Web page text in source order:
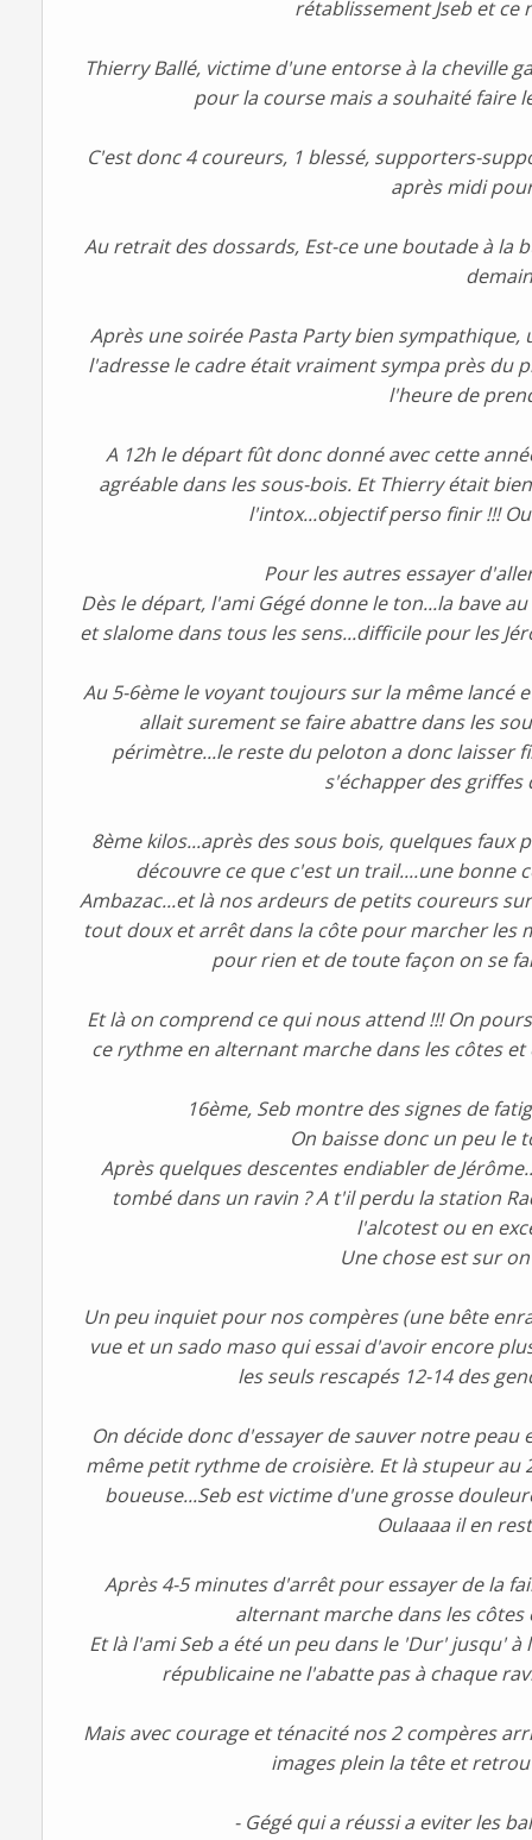
rétablissement Jseb et
Thierry Ballé, victime d'une entorse à la cheville
pour la course mais a souhaité faire
C'est donc 4 coureurs, 1 blessé, supporters-
après midi
Au retrait des dossards, Est-ce une boutade à la
Après une soirée Pasta Party bien
l'adresse le cadre était vraiment sympa près du
l'heure de
A 12h le départ fût donc donné avec cette
agréable dans les sous-bois. Et Thierry était
l'intox...objectif perso finir !!!
Pour les autres essayer
Dès le départ, l'ami Gégé donne le ton...la bave
et slalome dans tous les sens...difficile pour les
Au 5-6ème le voyant toujours sur la même
allait surement se faire abattre dans les
périmètre...le reste du peloton a donc laisser
s'échapper des griffes
8ème kilos...après des sous bois, quelques
découvre ce que c'est un trail....une bonne
Ambazac...et là nos ardeurs de petits coureurs
tout doux et arrêt dans la côte pour marcher les
pour rien et de toute façon on se
Et là on comprend ce qui nous attend !!! On
ce rythme en alternant marche dans les côtes
16ème, Seb montre des signes de
On baisse donc un peu le
Après quelques descentes endiabler de
tombé dans un ravin ? A t'il perdu la station
l'alcotest ou en
Une chose est sur
Un peu inquiet pour nos compères (une bête
vue et un sado maso qui essai d'avoir encore
les seuls rescapés 12-14 des
On décide donc d'essayer de sauver notre
même petit rythme de croisière. Et là stupeur
boueuse...Seb est victime d'une grosse
Oulaaaa il en
Après 4-5 minutes d'arrêt pour essayer de la
alternant marche dans les
Et là l'ami Seb a été un peu dans le 'Dur' jusqu'
républicaine ne l'abatte pas à chaque
Mais avec courage et ténacité nos 2 compères
images plein la tête et
- Gégé qui a réussi a eviter les